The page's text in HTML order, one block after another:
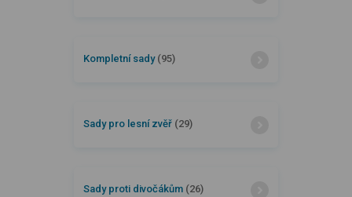
Kompletní sady (95)
Sady pro lesní zvěř (29)
Sady proti divočákům (26)